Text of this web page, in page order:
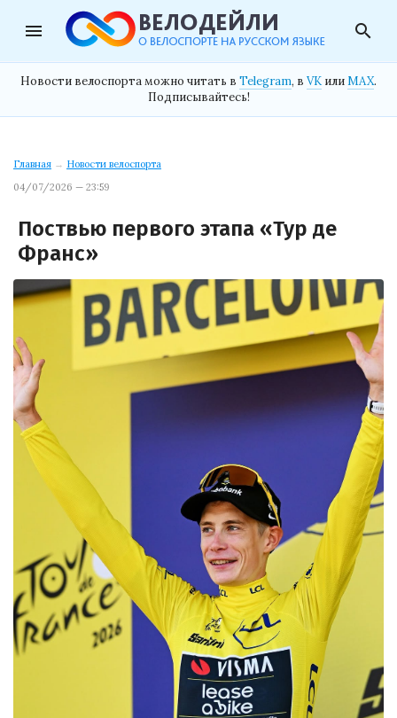
menu search
Новости велоспорта можно читать в Telegram, в VK илиMAX.
Подписывайтесь!
Главная → Новости велоспорта
04/07/2026 — 23:59
Поствью первого этапа «Тур де
Франс»